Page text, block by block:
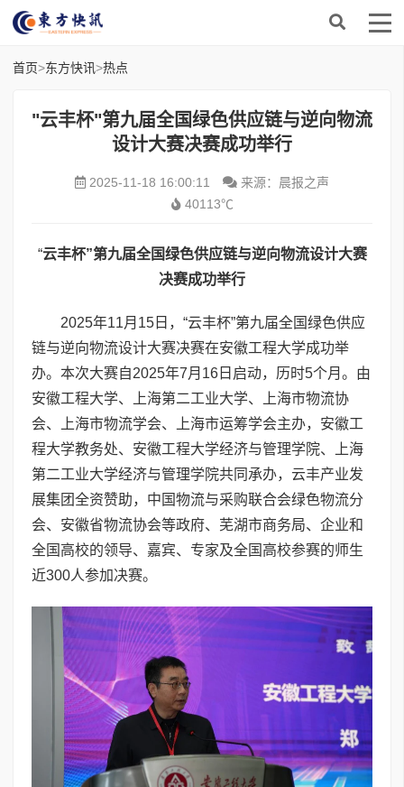
首页>东方快讯>热点
"云丰杯"第九届全国绿色供应链与逆向物流
设计大赛决赛成功举行
2025-11-18 16:00:11
来源：晨报之声
40113℃
“云丰杯”第九届全国绿色供应链与逆向物流设计大赛
决赛成功举行
2025年11月15日，“云丰杯”第九届全国绿色供应
链与逆向物流设计大赛决赛在安徽工程大学成功举
办。本次大赛自2025年7月16日启动，历时5个月。由
安徽工程大学、上海第二工业大学、上海市物流协
会、上海市物流学会、上海市运筹学会主办，安徽工
程大学教务处、安徽工程大学经济与管理学院、上海
第二工业大学经济与管理学院共同承办，云丰产业发
展集团全资赞助，中国物流与采购联合会绿色物流分
会、安徽省物流协会等政府、芜湖市商务局、企业和
全国高校的领导、嘉宾、专家及全国高校参赛的师生
近300人参加决赛。